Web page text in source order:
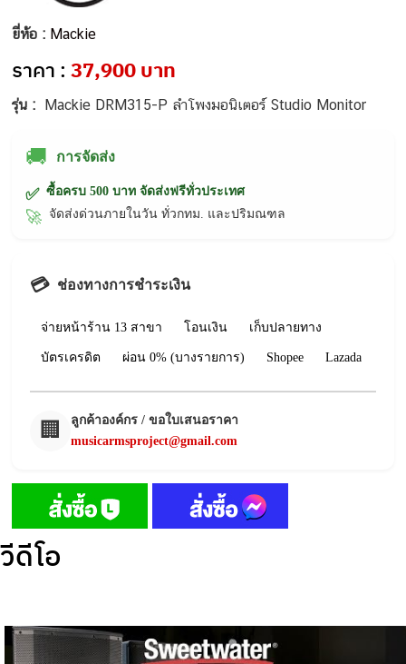
ยี่ห้อ : Mackie
ราคา :37,900 บาท
รุ่น : Mackie DRM315-P ลำโพงมอนิเตอร์ Studio Monitor
🚚 การจัดส่ง
✅ ซื้อครบ 500 บาท จัดส่งฟรีทั่วประเทศ
🚀 จัดส่งด่วนภายในวัน ทั่วกทม. และปริมณฑล
💳 ช่องทางการชำระเงิน
จ่ายหน้าร้าน 13 สาขา โอนเงิน เก็บปลายทาง
บัตรเครดิต ผ่อน 0% (บางรายการ) Shopee Lazada
🏢
ลูกค้าองค์กร / ขอใบเสนอราคา
musicarmsproject@gmail.com
วีดีโอ